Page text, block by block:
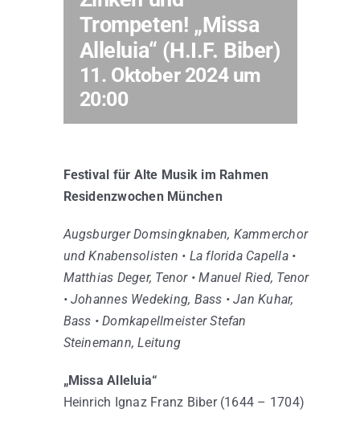
Trompeten! „Missa
Alleluia“ (H.I.F. Biber)
11. Oktober 2024 um
20:00
Festival für Alte Musik im Rahmen
Residenzwochen München
Augsburger Domsingknaben, Kammerchor
und Knabensolisten • La florida Capella •
Matthias Deger, Tenor • Manuel Ried, Tenor
• Johannes Wedeking, Bass • Jan Kuhar,
Bass • Domkapellmeister Stefan
Steinemann, Leitung
„Missa Alleluia“
Heinrich Ignaz Franz Biber (1644 – 1704)